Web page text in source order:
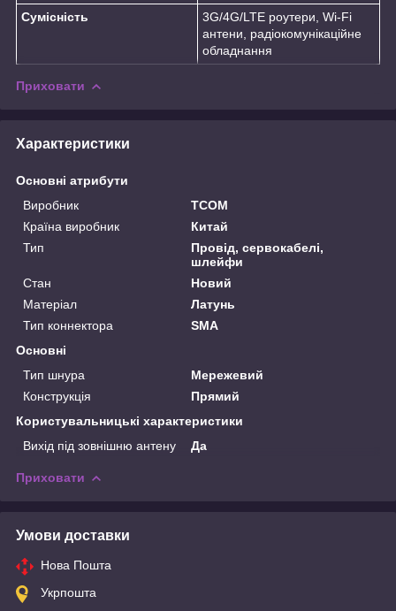
Сумісність
3G/4G/LTE роутери, Wi-Fi
антени, радіокомунікаційне
обладнання
Приховати
Характеристики
Основні атрибути
Виробник
TCOM
Країна виробник
Китай
Тип
Провід, сервокабелі,
шлейфи
Стан
Новий
Матеріал
Латунь
Тип коннектора
SMA
Основні
Тип шнура
Мережевий
Конструкція
Прямий
Користувальницькі характеристики
Вихід під зовнішню антену
Да
Приховати
Умови доставки
Нова Пошта
Укрпошта